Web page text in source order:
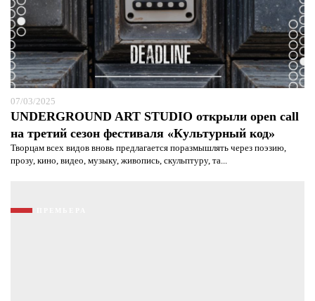
07/03/2025
UNDERGROUND ART STUDIO открыли open call
на третий сезон фестиваля «Культурный код»
Творцам всех видов вновь предлагается поразмышлять через поэзию,
прозу, кино, видео, музыку, живопись, скульптуру, та...